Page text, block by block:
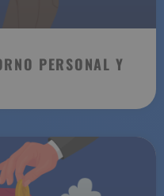
PERSONAL Y